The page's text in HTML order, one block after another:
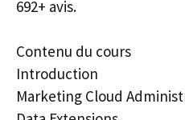
692+ avis.
Contenu du cours
Introduction
Marketing Cloud